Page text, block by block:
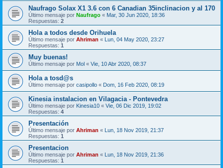
Naufrago Solax X1 3.6 con 6 Canadian 35inclinacion y al 170
Último mensaje por Naufrago « Mar, 30 Jun 2020, 18:36
Respuestas: 2
Hola a todos desde Orihuela
Último mensaje por Ahriman « Lun, 04 May 2020, 23:27
Respuestas: 1
Muy buenas!
Último mensaje por Mol « Vie, 10 Abr 2020, 08:37
Hola a tosd@s
Último mensaje por casipollo « Dom, 16 Feb 2020, 08:19
Kinesia instalacion en Vilagacia - Pontevedra
Último mensaje por Kinesia10 « Vie, 06 Dic 2019, 19:02
Respuestas: 4
Presentación
Último mensaje por Ahriman « Lun, 18 Nov 2019, 21:37
Respuestas: 1
Presentacion
Último mensaje por Ahriman « Lun, 18 Nov 2019, 21:36
Respuestas: 1